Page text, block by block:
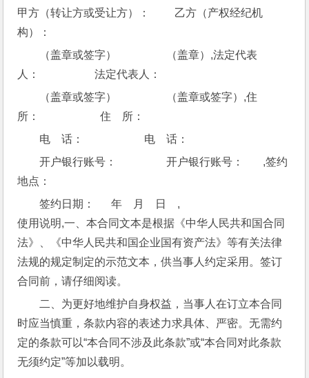
甲方（转让方或受让方）：         乙方（产权经纪机
构）：
（盖章或签字）                  （盖章）,法定代表
人：                    法定代表人：
（盖章或签字）                  （盖章或签字）,住
所：                      住    所：
电    话：                      电    话：
开户银行账号：                  开户银行账号：       ,签约
地点：
签约日期：      年    月    日    ,
使用说明,一、本合同文本是根据《中华人民共和国合同
法》、《中华人民共和国企业国有资产法》等有关法律
法规的规定制定的示范文本，供当事人约定采用。签订
合同前，请仔细阅读。
二、为更好地维护自身权益，当事人在订立本合同
时应当慎重，条款内容的表述力求具体、严密。无需约
定的条款可以“本合同不涉及此条款”或“本合同对此条款
无须约定”等加以载明。